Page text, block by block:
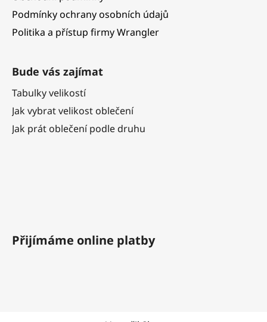
Podmínky ochrany osobních údajů
Politika a přístup firmy Wrangler
Bude vás zajímat
Tabulky velikostí
Jak vybrat velikost oblečení
Jak prát oblečení podle druhu
Přijímáme online platby